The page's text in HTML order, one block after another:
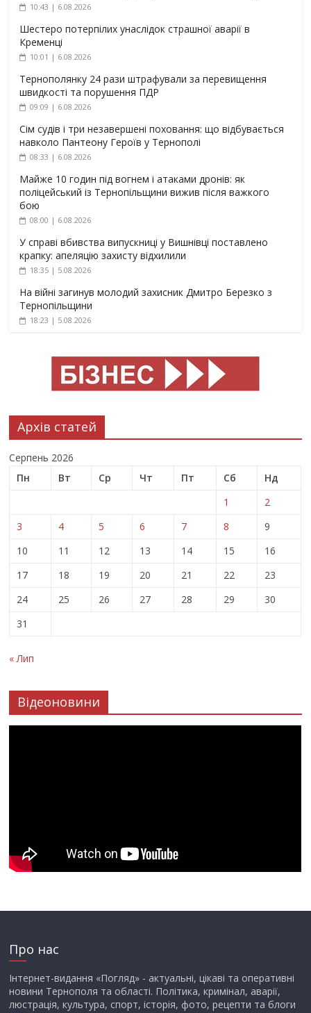
10:43 | 6.08.2026
Шестеро потерпілих унаслідок страшної аварії в
Кременці
10:01 | 6.08.2026
Тернополянку 24 рази штрафували за перевищення
швидкості та порушення ПДР
09:09 | 6.08.2026
Сім судів і три незавершені поховання: що відбувається
навколо Пантеону Героїв у Тернополі
08:33 | 6.08.2026
Майже 10 годин під вогнем і атаками дронів: як
поліцейський із Тернопільщини вижив після важкого
бою
08:00 | 6.08.2026
У справі вбивства випускниці у Вишнівці поставлено
крапку: апеляцію захисту відхилили
18:35 | 5.08.2026
На війні загинув молодий захисник Дмитро Березко з
Тернопільщини
18:23 | 5.08.2026
Архів статей
Серпень 2026
Пн
Вт Ср Чт Пт Сб
Нд
1
2
3
4 5 6 7 8
9
10
11 12 13 14 15
16
17
18 19 20 21 22
23
24
25 26 27 28 29
30
31
« Лип
Відеоновини
Про нас
Інтернет-видання «Погляд» - актуальні, цікаві та оперативні
новини Тернополя та області. Політика, кримінал, аварії,
люстрація, культура, спорт, історія, фото, рецепти та блоги